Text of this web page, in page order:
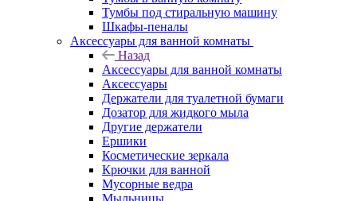
Тумбы под стиральную машину
Шкафы-пеналы
Аксессуары для ванной комнаты
Назад
Аксессуары для ванной комнаты
Аксессуары
Держатели для туалетной бумаги
Дозатор для жидкого мыла
Другие держатели
Ершики
Косметические зеркала
Крючки для ванной
Мусорные ведра
Мыльницы